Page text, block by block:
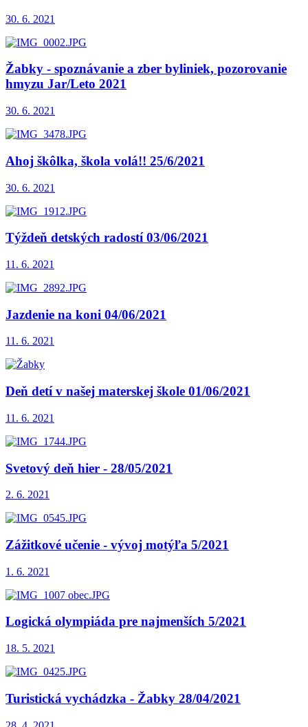
30. 6. 2021
Žabky - spoznávanie a zber byliniek, pozorovanie
hmyzu Jar/Leto 2021
30. 6. 2021
Ahoj škôlka, škola volá!! 25/6/2021
30. 6. 2021
Týždeň detských radostí 03/06/2021
11. 6. 2021
Jazdenie na koni 04/06/2021
11. 6. 2021
Deň detí v našej materskej škole 01/06/2021
11. 6. 2021
Svetový deň hier - 28/05/2021
2. 6. 2021
Zážitkové učenie - vývoj motýľa 5/2021
1. 6. 2021
Logická olympiáda pre najmenších 5/2021
18. 5. 2021
Turistická vychádzka - Žabky 28/04/2021